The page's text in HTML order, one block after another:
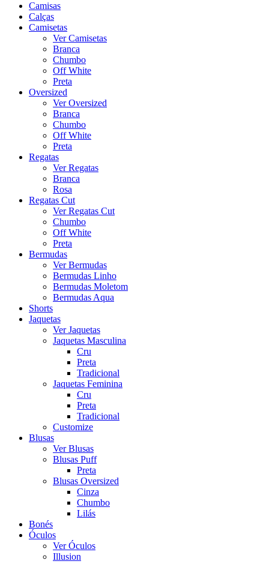
Camisas
Calças
Camisetas
Ver Camisetas
Branca
Chumbo
Off White
Preta
Oversized
Ver Oversized
Branca
Chumbo
Off White
Preta
Regatas
Ver Regatas
Branca
Rosa
Regatas Cut
Ver Regatas Cut
Chumbo
Off White
Preta
Bermudas
Ver Bermudas
Bermudas Linho
Bermudas Moletom
Bermudas Aqua
Shorts
Jaquetas
Ver Jaquetas
Jaquetas Masculina
Cru
Preta
Tradicional
Jaquetas Feminina
Cru
Preta
Tradicional
Customize
Blusas
Ver Blusas
Blusas Puff
Preta
Blusas Oversized
Cinza
Chumbo
Lilás
Bonés
Óculos
Ver Óculos
Illusion